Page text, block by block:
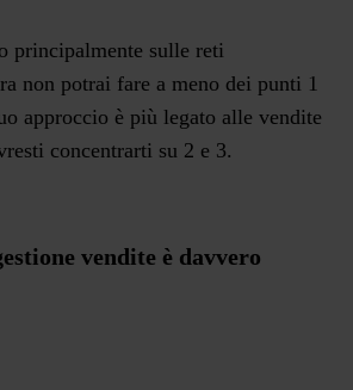
principalmente sulle reti
non potrai fare a meno dei punti 1
approccio è più legato alle vendite
concentrarti su 2 e 3.
vendite è davvero